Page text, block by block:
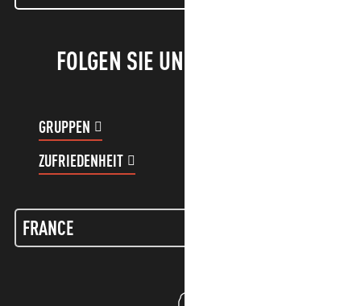
FOLGEN SIE UNS!
GRUPPEN
ZUFRIEDENHEIT